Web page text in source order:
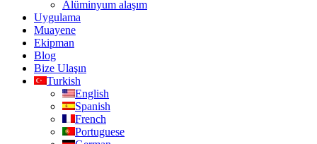
Alüminyum alaşım
Uygulama
Muayene
Ekipman
Blog
Bize Ulaşın
Turkish
English
Spanish
French
Portuguese